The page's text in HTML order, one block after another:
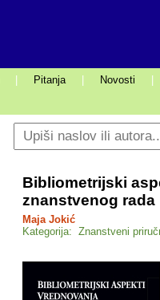
Pitanja Novosti
Bibliometrijski
znanstvenog rada
Maja Jokić
Kategorija: Znanstveni